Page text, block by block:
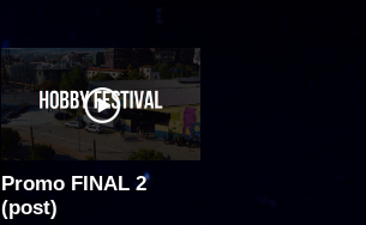
Promo FINAL 2
(post)